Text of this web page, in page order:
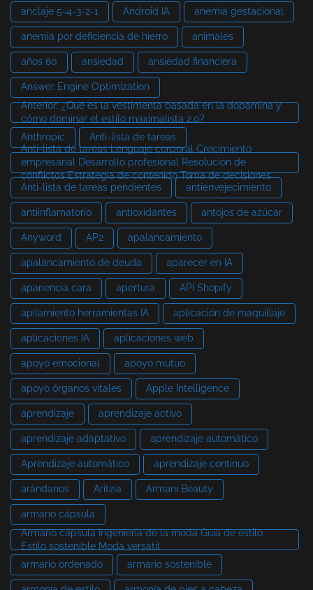
anclaje 5-4-3-2-1 Android IA anemia gestacional
anemia por deficiencia de hierro animales
años 60 ansiedad ansiedad financiera
Answer Engine Optimization
Anterior: ¿Qué es la vestimenta basada en la dopamina y
cómo dominar el estilo maximalista 2.0?
Anthropic
Anti-lista de tareas
Anti-lista de tareas Lenguaje corporal Crecimiento
empresarial Desarrollo profesional Resolución de
conflictos Estrategia de contenido Toma de decisiones
Anti-lista de tareas pendientes
antienvejecimiento
antiinflamatorio antioxidantes antojos de azúcar
Anyword AP2 apalancamiento
apalancamiento de deuda aparecer en IA
apariencia cara apertura API Shopify
apilamiento herramientas IA aplicación de maquillaje
aplicaciones IA aplicaciones web
apoyo emocional apoyo mutuo
apoyo órganos vitales Apple Intelligence
aprendizaje aprendizaje activo
aprendizaje adaptativo aprendizaje automático
Aprendizaje automático aprendizaje continuo
arándanos Aritzia Armani Beauty
armario cápsula
Armario cápsula Ingeniería de la moda Guía de estilo
Estilo sostenible Moda versátil
armario ordenado
armario sostenible